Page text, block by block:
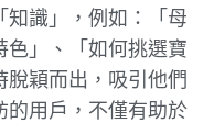
知識」，例如：「母
色」、「如何挑選寶
脫穎而出，吸引他們
的用戶，不僅有助於